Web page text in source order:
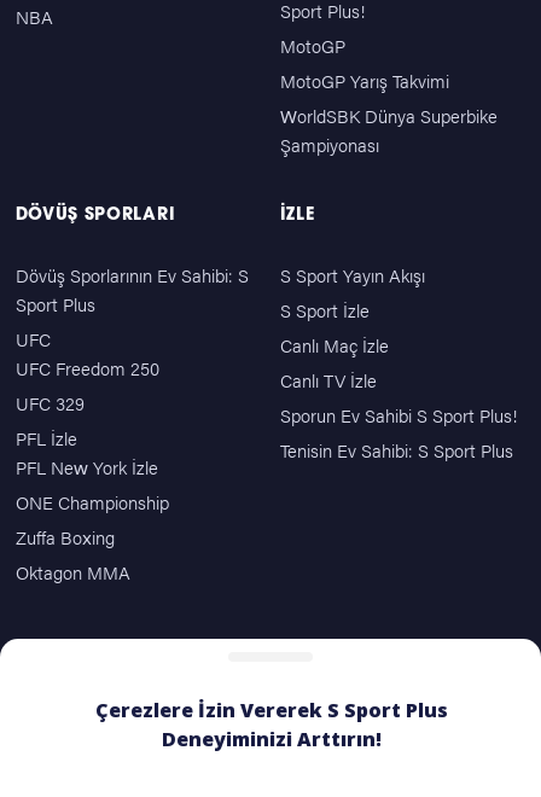
NBA
Sport Plus!
MotoGP
MotoGP Yarış Takvimi
WorldSBK Dünya Superbike
Şampiyonası
DÖVÜŞ SPORLARI
Dövüş Sporlarının Ev Sahibi: S
Sport Plus
UFC
UFC Freedom 250
UFC 329
PFL İzle
PFL New York İzle
ONE Championship
Zuffa Boxing
Oktagon MMA
İZLE
S Sport Yayın Akışı
S Sport İzle
Canlı Maç İzle
Canlı TV İzle
Sporun Ev Sahibi S Sport Plus!
Tenisin Ev Sahibi: S Sport Plus